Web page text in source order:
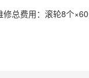
总费用：滚轮8个